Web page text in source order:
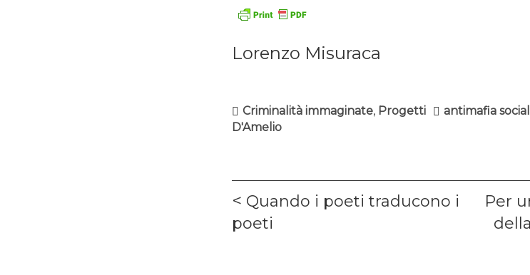
Lorenzo Misuraca
Criminalità immaginate, Progetti antimafia
D'Amelio
Navigazione
articoli
Previous
post:
Quando i poeti traducono i
poeti
Next
post:
Per